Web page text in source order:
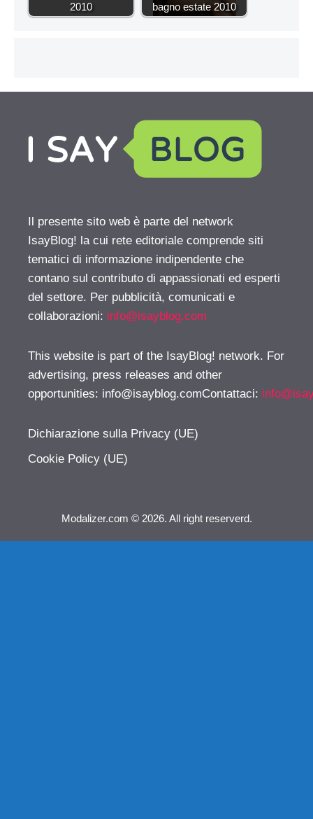
2010
bagno estate 2010
Il presente sito web è parte del network
IsayBlog! la cui rete editoriale comprende siti
tematici di informazione indipendente che
contano sul contributo di appassionati ed esperti
del settore. Per pubblicità, comunicati e
collaborazioni: info@isayblog.com
This website is part of the IsayBlog! network. For
advertising, press releases and other
opportunities: info@isayblog.comContattaci:
Dichiarazione sulla Privacy (UE)
Cookie Policy (UE)
Modalizer.com © 2026. All right reserverd.